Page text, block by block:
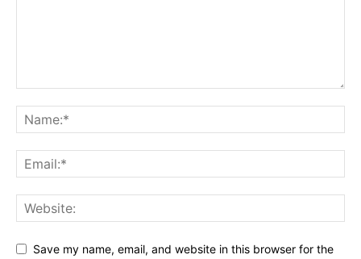
Save my name, email, and website in this browser for the